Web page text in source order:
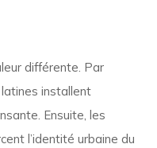
différente. Par
installent
Ensuite, les
l’identité urbaine du